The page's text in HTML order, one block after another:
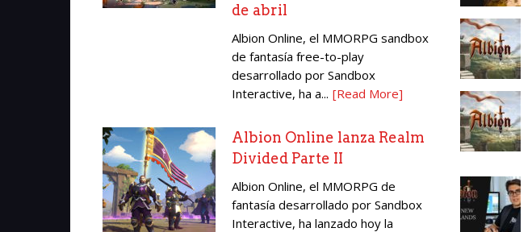
de abril
Albion Online, el MMORPG sandbox
de fantasía free-to-play
desarrollado por Sandbox
Interactive, ha a... [Read More]
Albion Online lanza Realm
Divided Parte II
Albion Online, el MMORPG de
fantasía desarrollado por Sandbox
Interactive, ha lanzado hoy la